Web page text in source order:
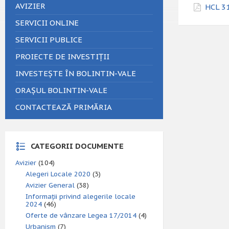
HCL
AVIZIER
SERVICII ONLINE
SERVICII PUBLICE
PROIECTE DE INVESTIȚII
INVESTEȘTE ÎN BOLINTIN-VALE
ORAȘUL BOLINTIN-VALE
CONTACTEAZĂ PRIMĂRIA
CATEGORII DOCUMENTE
Avizier (104)
Alegeri Locale 2020 (3)
Avizier General (38)
Informații privind alegerile locale
2024 (46)
Oferte de vânzare Legea 17/2014 (4)
Urbanism (7)